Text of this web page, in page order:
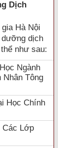
Dịch
Hà Nội
dịch
như sau:
Ngành
Nhân Tông
Học Chính
Các Lớp